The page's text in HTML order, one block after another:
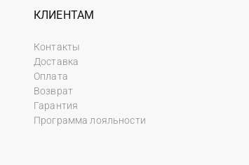
КЛИЕНТАМ
Контакты
Доставка
Оплата
Возврат
Гарантия
Программа лояльности